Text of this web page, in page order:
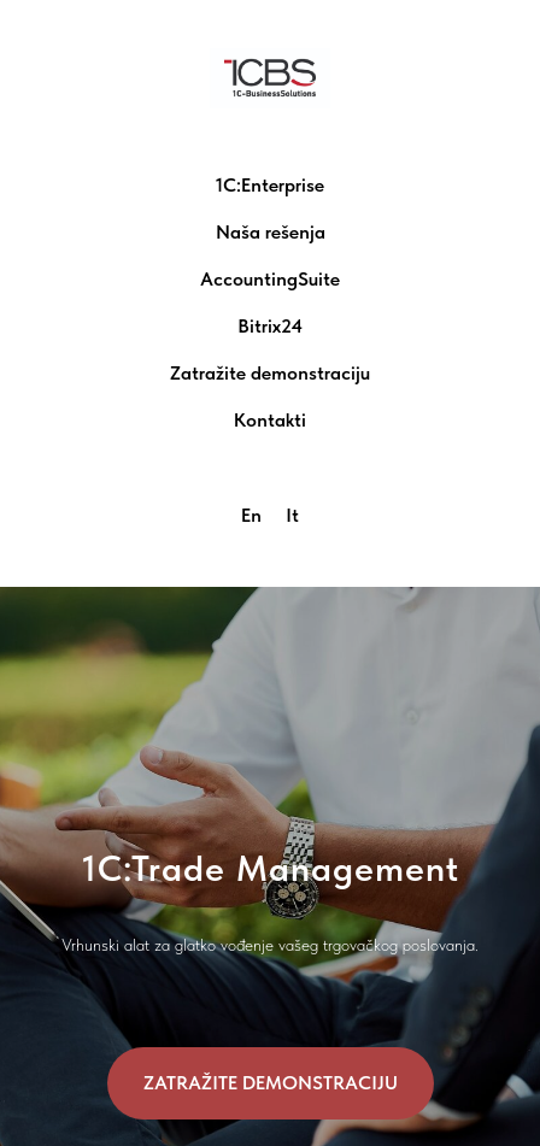
1C:Enterprise
Naša rešenja
AccountingSuite
Bitrix24
Zatražite demonstraciju
Kontakti
En It
1C:Trade Management
Vrhunski alat za glatko vođenje vašeg trgovačkog poslovanja.
ZATRAŽITE DEMONSTRACIJU